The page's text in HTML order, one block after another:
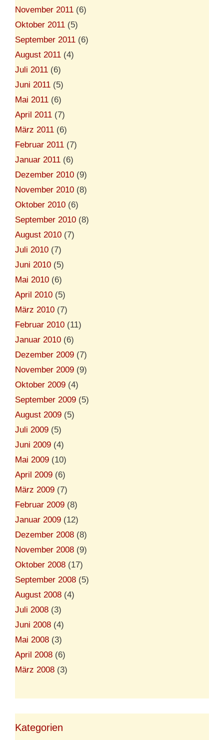
November 2011 (6)
Oktober 2011 (5)
September 2011 (6)
August 2011 (4)
Juli 2011 (6)
Juni 2011 (5)
Mai 2011 (6)
April 2011 (7)
März 2011 (6)
Februar 2011 (7)
Januar 2011 (6)
Dezember 2010 (9)
November 2010 (8)
Oktober 2010 (6)
September 2010 (8)
August 2010 (7)
Juli 2010 (7)
Juni 2010 (5)
Mai 2010 (6)
April 2010 (5)
März 2010 (7)
Februar 2010 (11)
Januar 2010 (6)
Dezember 2009 (7)
November 2009 (9)
Oktober 2009 (4)
September 2009 (5)
August 2009 (5)
Juli 2009 (5)
Juni 2009 (4)
Mai 2009 (10)
April 2009 (6)
März 2009 (7)
Februar 2009 (8)
Januar 2009 (12)
Dezember 2008 (8)
November 2008 (9)
Oktober 2008 (17)
September 2008 (5)
August 2008 (4)
Juli 2008 (3)
Juni 2008 (4)
Mai 2008 (3)
April 2008 (6)
März 2008 (3)
Kategorien